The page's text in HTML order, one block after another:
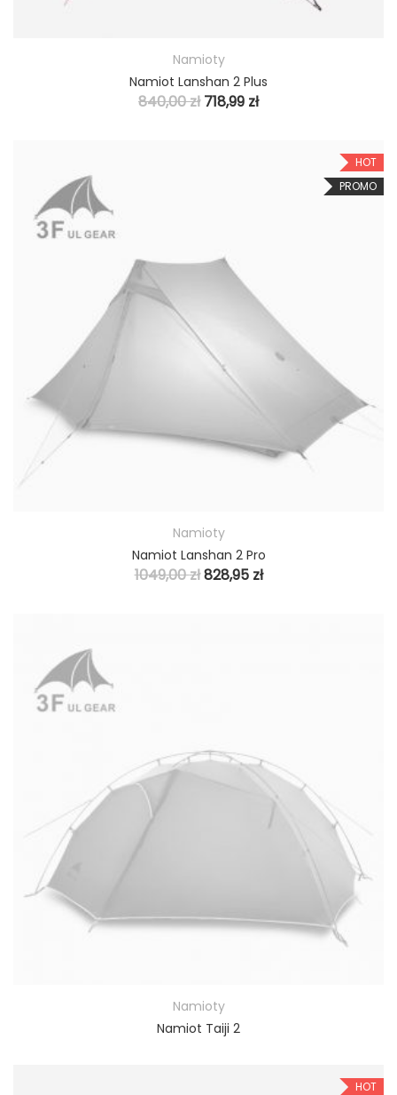
Namioty
Namiot Lanshan 2 Plus
840,00zł 718,99 zł
HOT
PROMO
Namioty
Namiot Lanshan 2 Pro
1049,00zł828,95 zł
Namioty
Namiot Taiji 2
HOT